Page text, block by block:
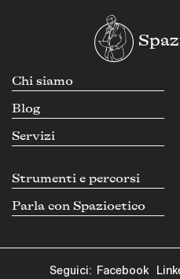
Chi siamo
Blog
Servizi
Strumenti e percorsi
Parla con Spazioetico
Seguici: Facebook